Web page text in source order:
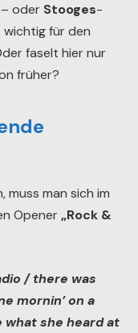
– oder Stooges-
für den
faselt hier nur
früher?
muss man sich im
Opener„Rock &
/ there was
mornin’ on a
what she heard at